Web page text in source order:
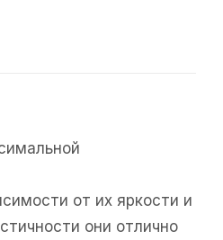
от их яркости и
они отлично